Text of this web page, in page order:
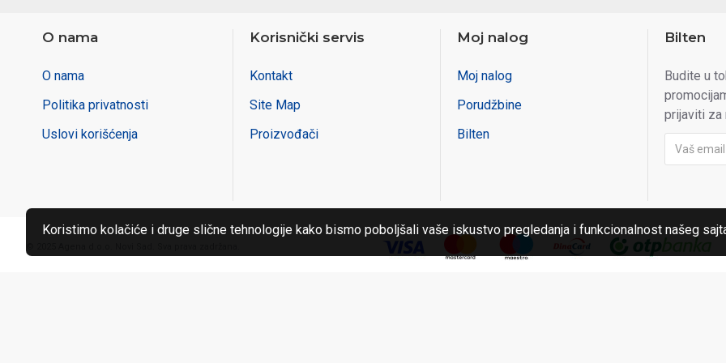
O nama
O nama
Politika privatnosti
Uslovi korišćenja
Korisnički servis
Kontakt
Site Map
Proizvođači
Moj nalog
Moj nalog
Porudžbine
Bilten
Bilten
Budite u
prijaviti za
Koristimo kolačiće i druge slične tehnologije kako bismo poboljšali vaše iskustvo pregledanja i funkcionalnost našeg